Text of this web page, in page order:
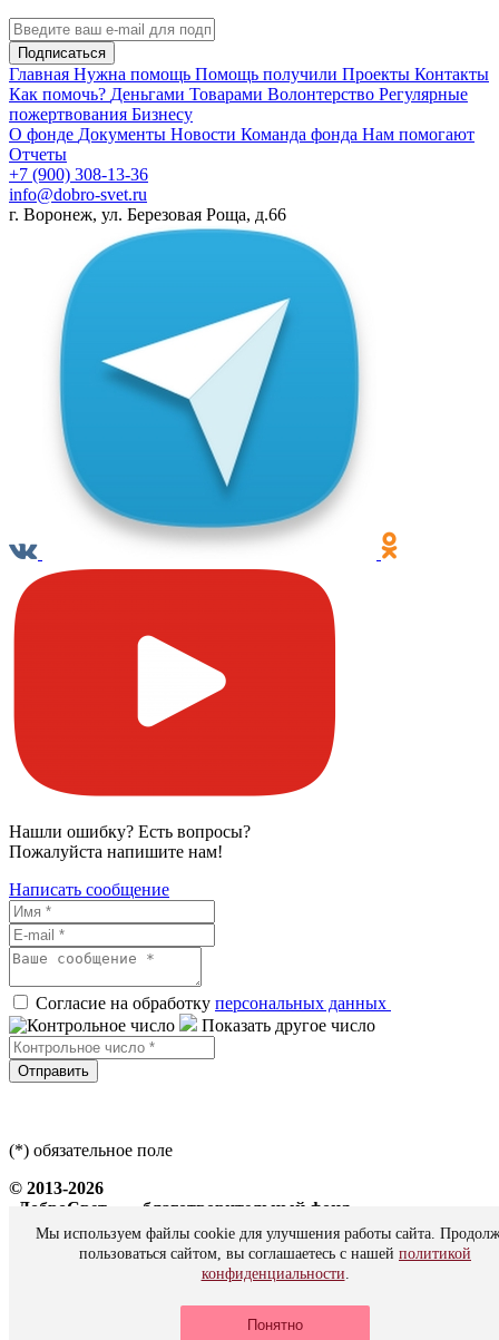
Подписаться
Главная Нужна помощь Помощь получили Проекты Контакты
Как помочь? Деньгами Товарами Волонтерство Регулярные
пожертвования Бизнесу
О фонде Документы Новости Команда фонда Нам помогают
Отчеты
+7 (900) 308-13-36
info@dobro-svet.ru
г. Воронеж, ул. Березовая Роща, д.66
Нашли ошибку? Есть вопросы?
Пожалуйста напишите нам!
Написать сообщение
Согласие на обработку персональных данных
Показать другое число
Отправить
(*) обязательное поле
© 2013-2026
«ДоброСвет» — благотворительный фонд
Все права защищены
Политика персональных данных
Мы используем файлы cookie для улучшения работы сайта.
пользоваться сайтом, вы соглашаетесь с нашей политикой
конфиденциальности.
Понятно